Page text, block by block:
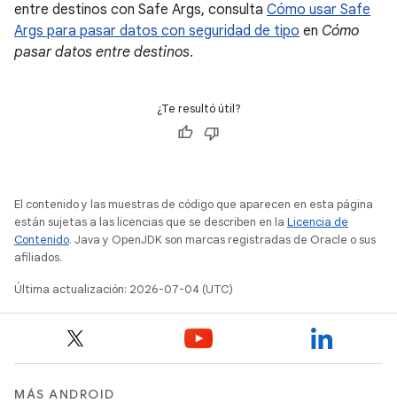
entre destinos con Safe Args, consulta Cómo usar Safe
Args para pasar datos con seguridad de tipo en Cómo
pasar datos entre destinos.
¿Te resultó útil?
El contenido y las muestras de código que aparecen en esta página
están sujetas a las licencias que se describen en la Licencia de
Contenido. Java y OpenJDK son marcas registradas de Oracle o sus
afiliados.
Última actualización: 2026-07-04 (UTC)
MÁS ANDROID